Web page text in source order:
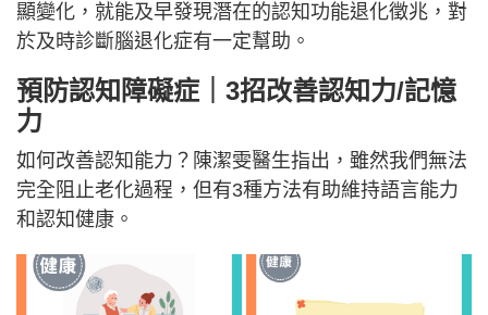
顯變化，就能及早發現潛在的認知功能退化徵兆，對
於及時診斷腦退化症有一定幫助。
預防認知障礙症｜3招改善認知力/記憶
力
如何改善認知能力？陳潔雯醫生指出，雖然我們無法
完全阻止老化過程，但有3種方法有助維持語言能力
和認知健康。